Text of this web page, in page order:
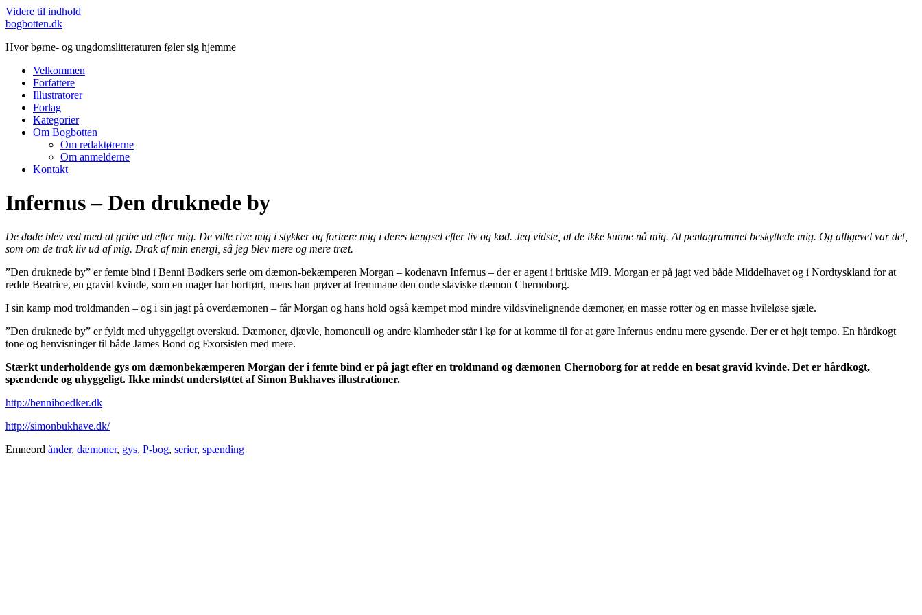
Videre til indhold
bogbotten.dk
Hvor børne- og ungdomslitteraturen føler sig hjemme
Velkommen
Forfattere
Illustratorer
Forlag
Kategorier
Om Bogbotten
Om redaktørerne
Om anmelderne
Kontakt
Infernus – Den druknede by
De døde blev ved med at gribe ud efter mig. De ville rive mig i stykker og fortære mig i deres længsel efter liv og kød. Jeg vidste, at de ikke kunne nå mig. At pentagrammet beskyttede mig. Og alligevel var det,
som om de trak liv ud af mig. Drak af min energi, så jeg blev mere og mere træt.
”Den druknede by” er femte bind i Benni Bødkers serie om dæmon-bekæmperen Morgan – kodenavn Infernus – der er agent i britiske MI9. Morgan er på jagt ved både Middelhavet og i Nordtyskland for at
redde Beatrice, en gravid kvinde, som en mager har bortført, mens han prøver at fremmane den onde slaviske dæmon Chernoborg.
I sin kamp mod troldmanden – og i sin jagt på overdæmonen – får Morgan og hans hold også kæmpet mod mindre vildsvinelignende dæmoner, en masse rotter og en masse hvileløse sjæle.
”Den druknede by” er fyldt med uhyggeligt overskud. Dæmoner, djævle, homonculi og andre klamheder står i kø for at komme til for at gøre Infernus endnu mere gysende. Der er et højt tempo. En hårdkogt
tone og henvisninger til både James Bond og Exorsisten med mere.
Stærkt underholdende gys om dæmonbekæmperen Morgan der i femte bind er på jagt efter en troldmand og dæmonen Chernoborg for at redde en besat gravid kvinde. Det er hårdkogt,
spændende og uhyggeligt. Ikke mindst understøttet af Simon Bukhaves illustrationer.
http://benniboedker.dk
http://simonbukhave.dk/
Emneord ånder, dæmoner, gys, P-bog, serier, spænding